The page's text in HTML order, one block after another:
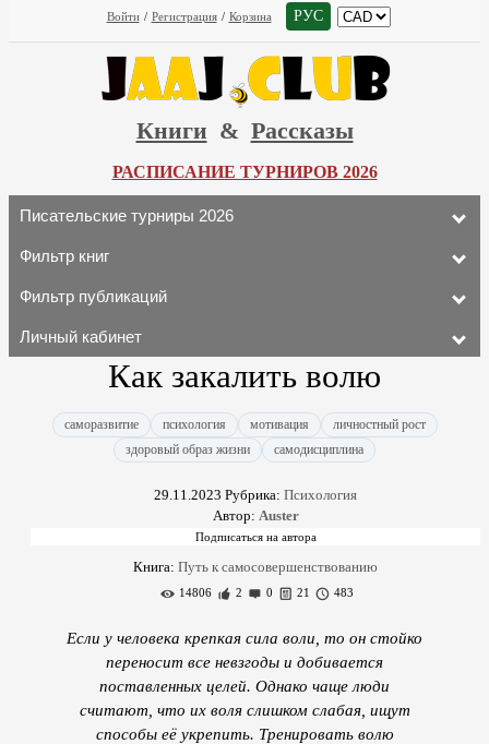
Войти / Регистрация / Корзина РУС
Книги & Рассказы
РАСПИСАНИЕ ТУРНИРОВ 2026
Писательские турниры 2026
Фильтр книг
Фильтр публикаций
Личный кабинет
Как закалить волю
саморазвитие психология мотивация
личностный рост
здоровый образ жизни
самодисциплина
29.11.2023 Рубрика: Психология
Автор: Auster
Книга: Путь к самосовершенствованию
14806 2 0 21 483
Если у человека крепкая сила воли, то он стойко
переносит все невзгоды и добивается
поставленных целей. Однако чаще люди
считают, что их воля слишком слабая, ищут
способы её укрепить. Тренировать волю